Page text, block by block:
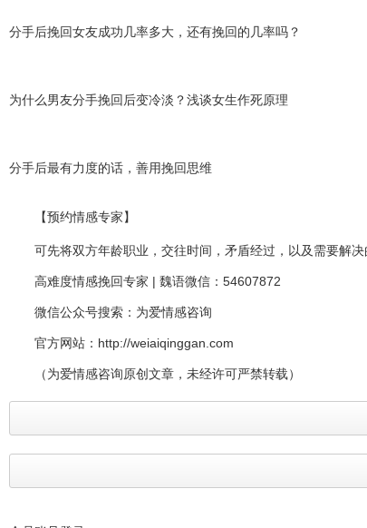
分手后挽回女友成功几率多大，还有挽回的几率吗？
为什么男友分手挽回后变冷淡？浅谈女生作死原理
分手后最有力度的话，善用挽回思维
【预约情感专家】
可先将双方年龄职业，交往时间，矛盾经过，以及需要解决
高难度情感挽回专家 | 魏语微信：54607872
微信公众号搜索：为爱情感咨询
官方网站：http://weiaiqinggan.com
（为爱情感咨询原创文章，未经许可严禁转载）